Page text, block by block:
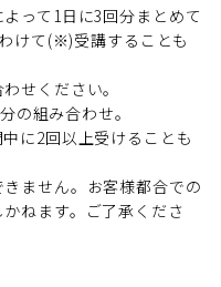
って1日に3回分まとめて
けて(※)受講することも
せください。
組み合わせ。
に2回以上受けることも
ません。お客様都合での
ねます。ご了承くださ